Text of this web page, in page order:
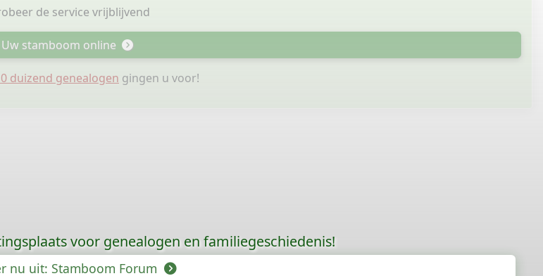
de service vrijblijvend
Uw stamboom online
duizend genealogen gingen u voor!
voor genealogen en familiegeschiedenis!
nu uit: Stamboom Forum